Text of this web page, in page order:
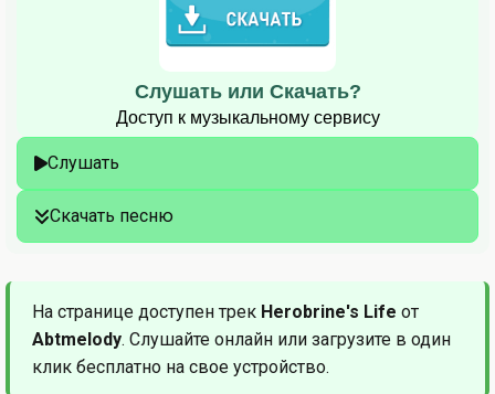
Слушать или Скачать?
Доступ к музыкальному сервису
Слушать
Скачать песню
На странице доступен трек Herobrine's Life от
Abtmelody. Слушайте онлайн или загрузите в один
клик бесплатно на свое устройство.